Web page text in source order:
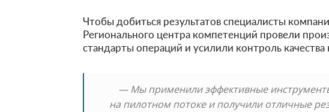
Чтобы добиться результатов специалисты
Регионального центра компетенций провели
стандарты операций и усилили контроль качества
— Мы применили эффективные
на пилотном потоке и получили отличные